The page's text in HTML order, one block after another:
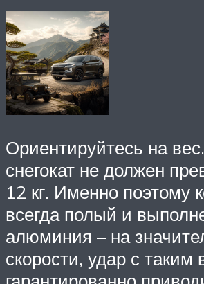
Ориентируйтесь на
снегокат не должен
12 кг. Именно поэтому
всегда полый и
алюминия – на
скорости, удар с таким